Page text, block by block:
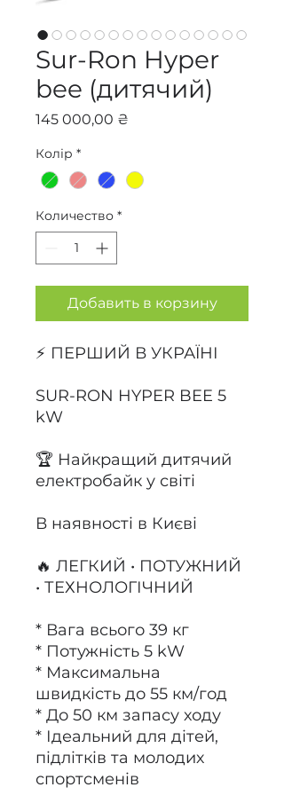
Sur-Ron Hyper
bee (дитячий)
145 000,00 ₴
Колір *
Количество *
Добавить в корзину
⚡ ПЕРШИЙ В УКРАЇНІ
SUR-RON HYPER BEE 5
kW
🏆 Найкращий дитячий
електробайк у світі
В наявності в Києві
🔥 ЛЕГКИЙ • ПОТУЖНИЙ
• ТЕХНОЛОГІЧНИЙ
* Вага всього 39 кг
* Потужність 5 kW
* Максимальна
швидкість до 55 км/год
* До 50 км запасу ходу
* Ідеальний для дітей,
підлітків та молодих
спортсменів